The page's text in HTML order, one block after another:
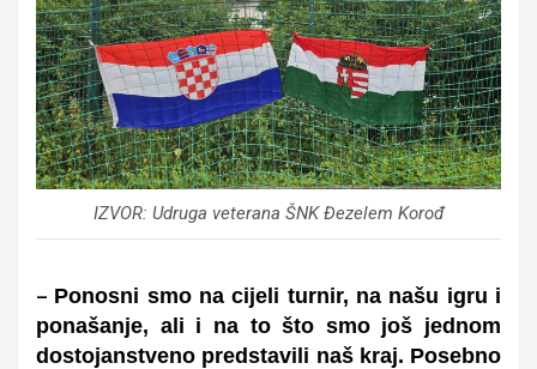
IZVOR: Udruga veterana ŠNK Đezelem Korođ
– Ponosni smo na cijeli turnir, na našu igru i
ponašanje, ali i na to što smo još jednom
dostojanstveno predstavili naš kraj. Posebno